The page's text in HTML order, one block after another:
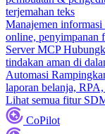
terjemahan teks
Manajemen informasi
online, penyimpanan
Server MCP
tindakan aman di
Automasi
laporan belanja,
Lihat semua fitur
CoPilot